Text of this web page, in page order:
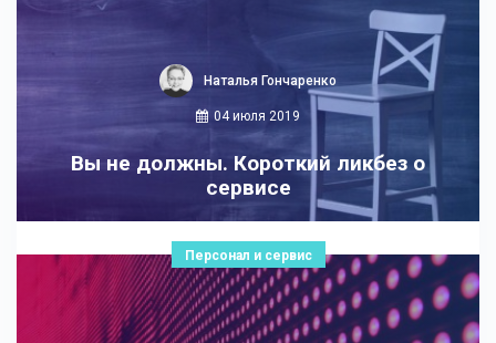
Наталья Гончаренко
04 июля 2019
Вы не должны. Короткий ликбез о
сервисе
Персонал и сервис